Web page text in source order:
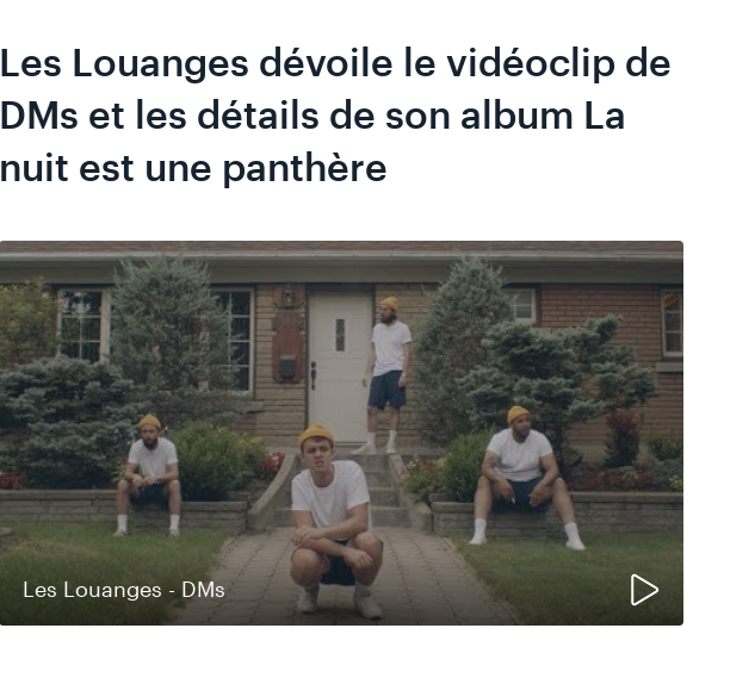
Les Louanges dévoile le vidéoclip de
DMs et les détails de son album La
nuit est une panthère
Les Louanges - DMs